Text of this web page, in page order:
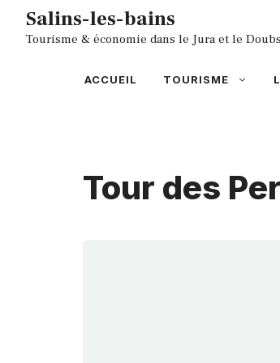
AllerSalins-les-bains
Tourisme & économie dans le Jura et le Doubs
ACCUEIL TOURISME
Tour des